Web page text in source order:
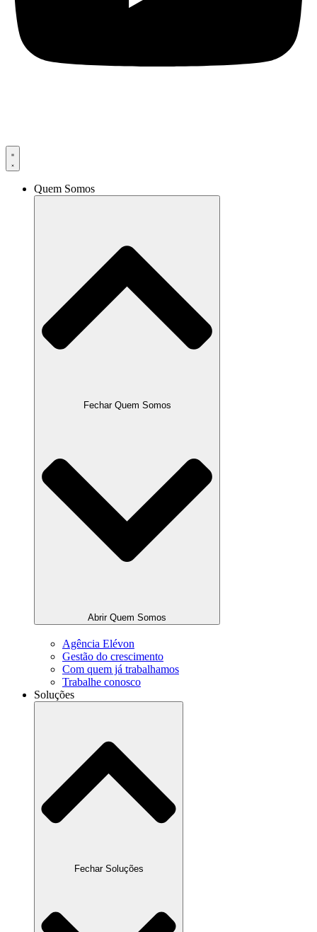
Quem Somos
Fechar Quem Somos
Abrir Quem Somos
Agência Elévon
Gestão do crescimento
Com quem já trabalhamos
Trabalhe conosco
Soluções
Fechar Soluções